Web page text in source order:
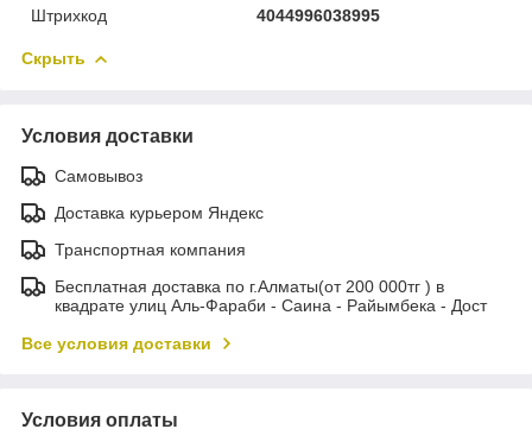
Штрихкод
4044996038995
Скрыть
Условия доставки
Самовывоз
Доставка курьером Яндекс
Транспортная компания
Бесплатная доставка по г.Алматы(от 200 000тг ) в
квадрате улиц Аль-Фараби - Саина - Райымбека - Дост
Все условия доставки
Условия оплаты